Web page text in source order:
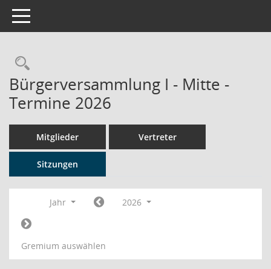
Toggle navigation
Rechercheauswahl
Bürgerversammlung I - Mitte -
Termine 2026
Mitglieder Vertreter
Sitzungen
Jahr 2026
Gremium auswählen